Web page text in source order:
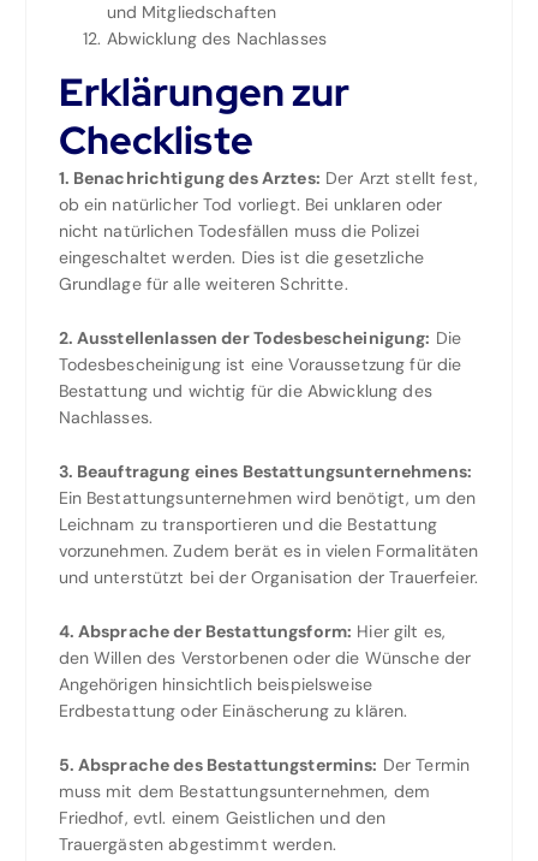
und Mitgliedschaften
Abwicklung des Nachlasses
Erklärungen zur
Checkliste
1. Benachrichtigung des Arztes: Der Arzt stellt fest,
ob ein natürlicher Tod vorliegt. Bei unklaren oder
nicht natürlichen Todesfällen muss die Polizei
eingeschaltet werden. Dies ist die gesetzliche
Grundlage für alle weiteren Schritte.
2. Ausstellenlassen der Todesbescheinigung: Die
Todesbescheinigung ist eine Voraussetzung für die
Bestattung und wichtig für die Abwicklung des
Nachlasses.
3. Beauftragung eines Bestattungsunternehmens:
Ein Bestattungsunternehmen wird benötigt, um den
Leichnam zu transportieren und die Bestattung
vorzunehmen. Zudem berät es in vielen Formalitäten
und unterstützt bei der Organisation der Trauerfeier.
4. Absprache der Bestattungsform: Hier gilt es,
den Willen des Verstorbenen oder die Wünsche der
Angehörigen hinsichtlich beispielsweise
Erdbestattung oder Einäscherung zu klären.
5. Absprache des Bestattungstermins: Der Termin
muss mit dem Bestattungsunternehmen, dem
Friedhof, evtl. einem Geistlichen und den
Trauergästen abgestimmt werden.